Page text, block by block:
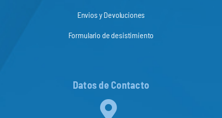
Envios y Devoluciones
Formulario de desistimiento
Datos de Contacto